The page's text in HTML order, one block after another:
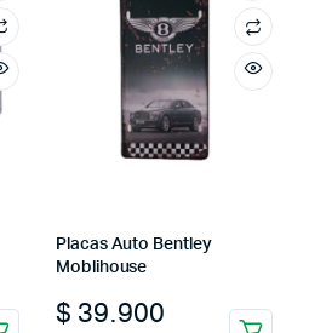
Placas Auto Bentley
Moblihouse
$ 39.900